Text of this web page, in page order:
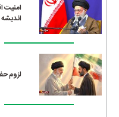
امنیت
لزوم